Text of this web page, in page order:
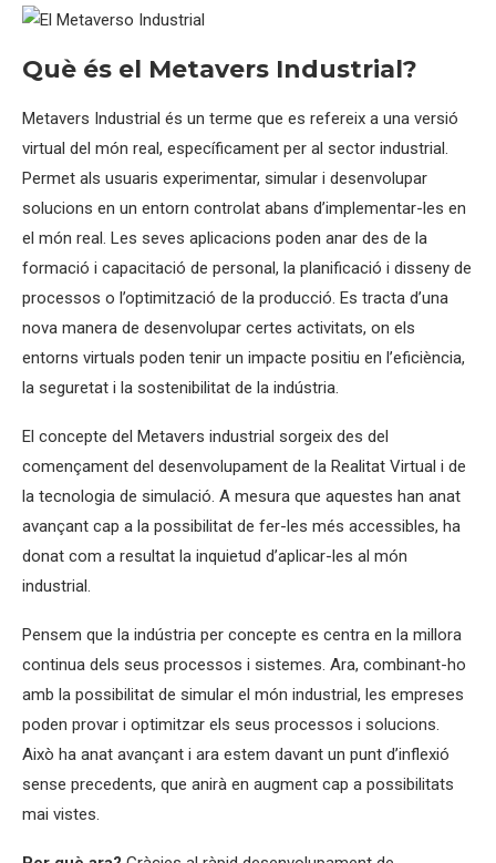
Què és el Metavers Industrial?
Metavers Industrial és un terme que es refereix a una versió
virtual del món real, específicament per al sector industrial.
Permet als usuaris experimentar, simular i desenvolupar
solucions en un entorn controlat abans d’implementar-les en
el món real. Les seves aplicacions poden anar des de la
formació i capacitació de personal, la planificació i disseny de
processos o l’optimització de la producció. Es tracta d’una
nova manera de desenvolupar certes activitats, on els
entorns virtuals poden tenir un impacte positiu en l’eficiència,
la seguretat i la sostenibilitat de la indústria.
El concepte del Metavers industrial sorgeix des del
començament del desenvolupament de la Realitat Virtual i de
la tecnologia de simulació. A mesura que aquestes han anat
avançant cap a la possibilitat de fer-les més accessibles, ha
donat com a resultat la inquietud d’aplicar-les al món
industrial.
Pensem que la indústria per concepte es centra en la millora
continua dels seus processos i sistemes. Ara, combinant-ho
amb la possibilitat de simular el món industrial, les empreses
poden provar i optimitzar els seus processos i solucions.
Això ha anat avançant i ara estem davant un punt d’inflexió
sense precedents, que anirà en augment cap a possibilitats
mai vistes.